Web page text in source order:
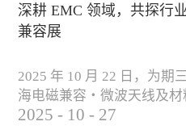
深耕 EMC 领域，共探行
兼容展
2025 年 10 月 22 日，为期
海电磁兼容・微波天线及
满落下帷幕。作为电磁兼容
2025 - 10 - 27